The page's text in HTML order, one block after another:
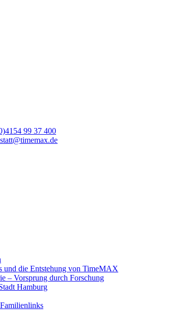
99 37 400
und die Entstehung von TimeMAX
– Vorsprung durch Forschung
Hamburg